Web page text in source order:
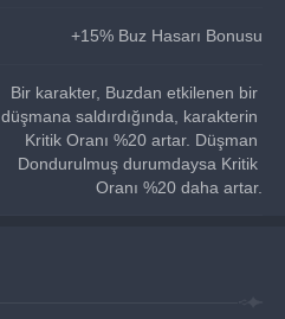
+15% Buz Hasarı Bonusu
Bir karakter, Buzdan etkilenen bir
düşmana saldırdığında, karakterin
Kritik Oranı %20 artar. Düşman
Dondurulmuş durumdaysa Kritik
Oranı %20 daha artar.